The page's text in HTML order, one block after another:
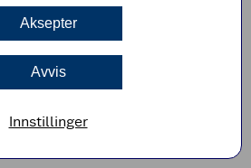
tannpirker ned i hver daddel,
Aksepter
Avvis
Innstillinger